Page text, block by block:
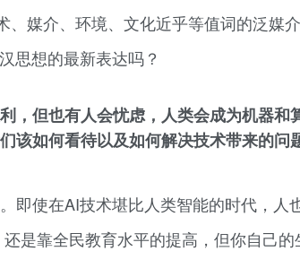
、媒介、环境、文化近乎等值词的泛媒介
思想的最新表达吗？
，但也有人会忧虑，人类会成为机器和
该如何看待以及如何解决技术带来的问
即使在AI技术堪比人类智能的时代，人
是靠全民教育水平的提高，但你自己的